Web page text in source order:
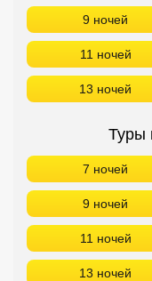
9 ночей
11 ночей
13 ночей
Туры
7 ночей
9 ночей
11 ночей
13 ночей